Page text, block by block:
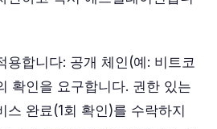
용합니다: 공개 체인(예: 비트코
확인을 요구합니다. 권한 있는
스 완료(1회 확인)를 수락하지